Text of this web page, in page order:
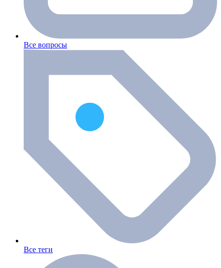
Все вопросы
Все теги